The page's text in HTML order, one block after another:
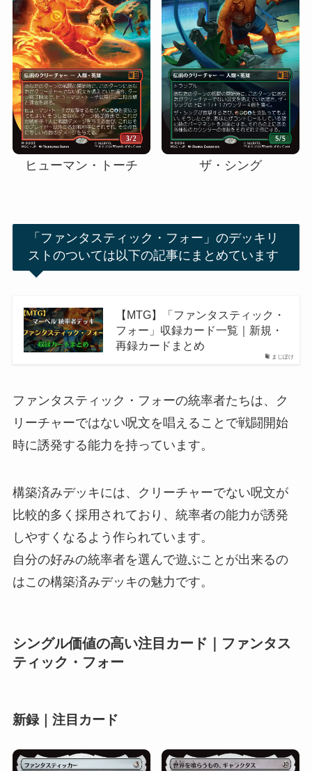
ヒューマン・トーチ ザ・シング
「ファンタスティック・フォー」のデッキリ
ストのついては以下の記事にまとめています
まじぽけ
【MTG】「ファンタスティック・
フォー」収録カード一覧｜新規・
再録カードまとめ
ファンタスティック・フォーの統率者たちは、ク
リーチャーではない呪文を唱えることで戦闘開始
時に誘発する能力を持っています。
構築済みデッキには、クリーチャーでない呪文が
比較的多く採用されており、統率者の能力が誘発
しやすくなるよう作られています。
自分の好みの統率者を選んで遊ぶことが出来るの
はこの構築済みデッキの魅力です。
シングル価値の高い注目カード｜ファンタス
ティック・フォー
新録｜注目カード